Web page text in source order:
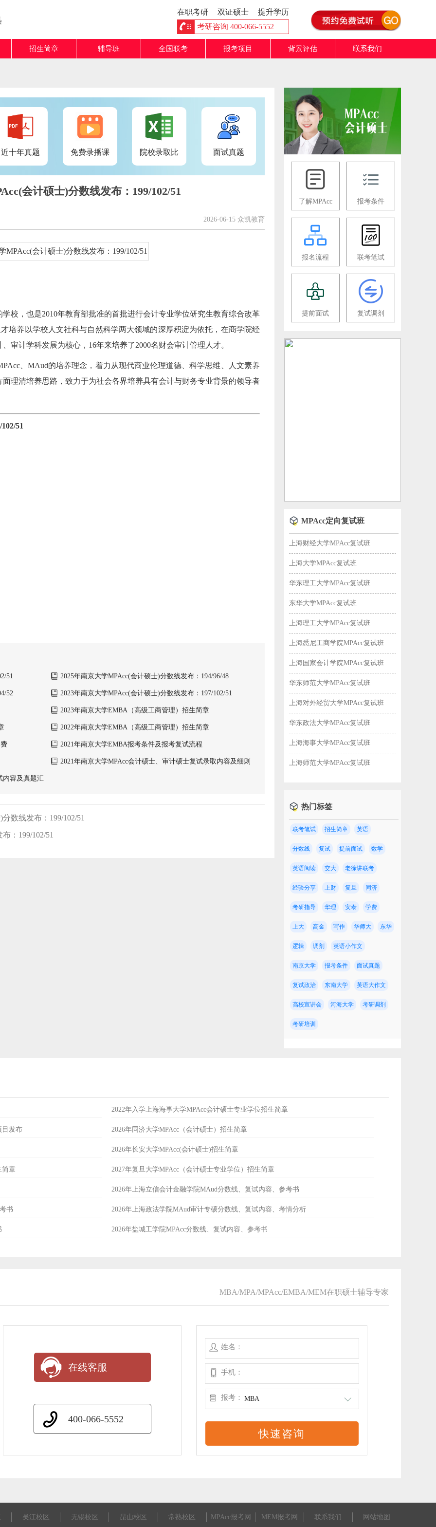
在职考研 双证硕士
提升学历
考研咨询 400-066-5552
招生简章 辅导班 全国联考 报考项目 背景评估 联系我们
近十年真题 免费录播课 院校录取比 面试真题
会计硕士)分数线发布：199/102/51
2026-06-15 众凯教育
校，也是2010年教育部批准的首批进行会计专业学位研究生教育综合改革
培养以学校人文社科与自然科学两大领域的深厚积淀为依托，在商学院经
审计学科发展为核心，16年来培养了2000名财会审计管理人才。
、MAud的培养理念，着力从现代商业伦理道德、科学思维、人文素养
理清培养思路，致力于为社会各界培养具有会计与财务专业背景的领导者
51
51 2025年南京大学MPAcc(会计硕士)分数线发布：194/96/48
52 2023年南京大学MPAcc(会计硕士)分数线发布：197/102/51
2023年南京大学EMBA（高级工商管理）招生简章
2022年南京大学EMBA（高级工商管理）招生简章
2021年南京大学EMBA报考条件及报考复试流程
2021年南京大学MPAcc会计硕士、审计硕士复试录取内容及细则
内容及真题汇
数线发布：199/102/51
：199/102/51
了解MPAcc 报考条件
报名流程 联考笔试
提前面试 复试调剂
MPAcc定向复试班
上海财经大学MPAcc复试班
上海大学MPAcc复试班
华东理工大学MPAcc复试班
东华大学MPAcc复试班
上海理工大学MPAcc复试班
上海悉尼工商学院MPAcc复试班
上海国家会计学院MPAcc复试班
华东师范大学MPAcc复试班
上海对外经贸大学MPAcc复试班
华东政法大学MPAcc复试班
上海海事大学MPAcc复试班
上海师范大学MPAcc复试班
热门标签
联考笔试 招生简章 英语
分数线 复试 提前面试 数学
英语阅读 交大 老徐讲联考
经验分享 上财 复旦 同济
考研指导 华理 安泰 学费
上大 高金 写作 华师大 东华
逻辑 调剂 英语小作文
南京大学 报考条件 面试真题
复试政治 东南大学 英语大作文
高校宣讲会 河海大学 考研调剂
考研培训
2022年入学上海海事大学MPAcc会计硕士专业学位招生简章
目发布 2026年同济大学MPAcc（会计硕士）招生简章
2026年长安大学MPAcc(会计硕士)招生简章
简章 2027年复旦大学MPAcc（会计硕士专业学位）招生简章
2026年上海立信会计金融学院MAud分数线、复试内容、参考书
书 2026年上海政法学院MAud审计专硕分数线、复试内容、考情分析
2026年盐城工学院MPAcc分数线、复试内容、参考书
MBA/MPA/MPAcc/EMBA/MEM在职硕士辅导专家
在线客服
400-066-5552
姓名：
手机：
报考： MBA
吴江校区 无锡校区 昆山校区 常熟校区 MPAcc报考网 MEM报考网 联系我们 网站地图